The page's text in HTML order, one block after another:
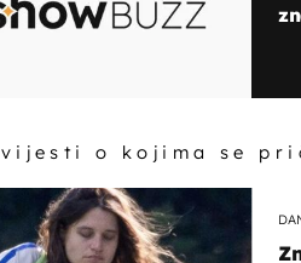
vijesti o kojima se